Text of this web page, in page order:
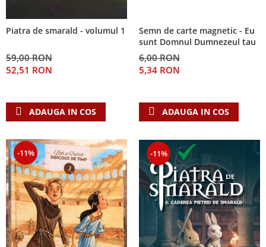
Piatra de smarald - volumul 1
59,00 RON
52,51 RON
ADAUGA IN COS
Semn de carte magnetic - Eu
sunt Domnul Dumnezeul tau
6,00 RON
5,34 RON
ADAUGA IN COS
-11% -11%